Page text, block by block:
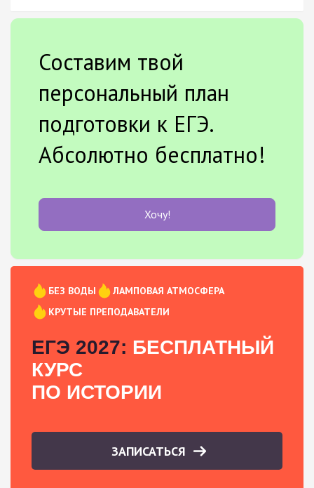
Составим твой
персональный план
подготовки к ЕГЭ.
Абсолютно бесплатно!
Хочу!
БЕЗ ВОДЫ
ЛАМПОВАЯ АТМОСФЕРА
КРУТЫЕ ПРЕПОДАВАТЕЛИ
ЕГЭ 2027: БЕСПЛАТНЫЙ
КУРС
ПО ИСТОРИИ
ЗАПИСАТЬСЯ